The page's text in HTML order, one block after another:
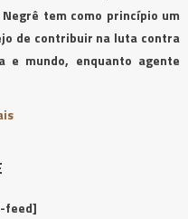
tem como princípio um
de contribuir na luta contra
e mundo, enquanto agente
feed]